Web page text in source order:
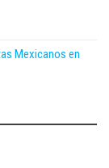
Mexicanos en